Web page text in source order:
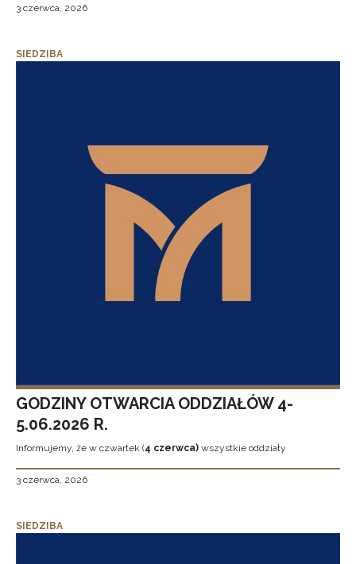
3 czerwca, 2026
SIEDZIBA
GODZINY OTWARCIA ODDZIAŁÓW 4-
5.06.2026 R.
Informujemy, że w czwartek (4 czerwca) wszystkie oddziały
3 czerwca, 2026
SIEDZIBA